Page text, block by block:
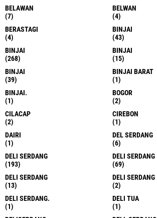
BELAWAN
(7)
BELWAN
(4)
BERASTAGI
(4)
BINJAI
(43)
BINJAI
(268)
BINJAI
(15)
BINJAI
(39)
BINJAI BARAT
(1)
BINJAI.
(1)
BOGOR
(2)
CILACAP
(2)
CIREBON
(1)
DAIRI
(1)
DEL SERDANG
(6)
DELI SERDANG
(193)
DELI SERDANG
(69)
DELI SERDANG
(13)
DELI SERDANG
(2)
DELI SERDANG.
(1)
DELI TUA
(1)